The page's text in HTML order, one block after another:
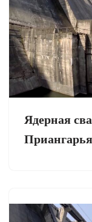
Ядерная
Приангарья